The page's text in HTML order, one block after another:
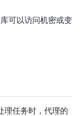
可以访问机密或变
理任务时，代理的